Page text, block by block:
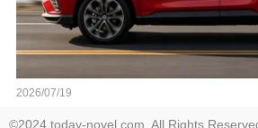
2026/07/19
©2024 today-novel.com. All Rights